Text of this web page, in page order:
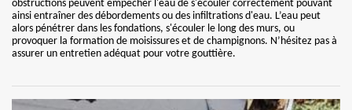
obstructions peuvent empêcher l'eau de s'écouler correctement pouvant
ainsi entraîner des débordements ou des infiltrations d'eau. L’eau peut
alors pénétrer dans les fondations, s'écouler le long des murs, ou
provoquer la formation de moisissures et de champignons. N’hésitez pas à
assurer un entretien adéquat pour votre gouttière.